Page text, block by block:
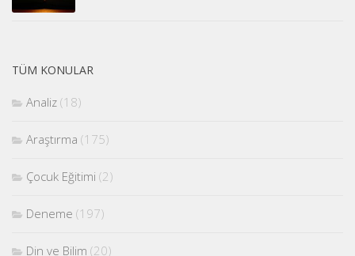
TÜM KONULAR
Analiz (18)
Araştırma (175)
Çocuk Eğitimi (2)
Deneme (197)
Din ve Bilim (20)